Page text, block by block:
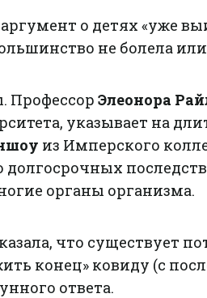
о детях «уже
не болела или
Профессор Элеонора
указывает на
из Имперского
долгосрочных
органы организма.
что существует
конец» ковиду (с
ответа.